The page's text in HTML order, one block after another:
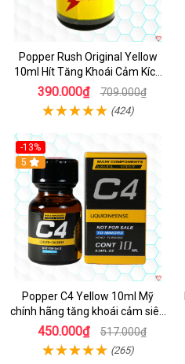
Popper Rush Original Yellow
10ml Hít Tăng Khoái Cảm Kích
Thích Mạnh
390.000₫ 709.000₫
(424)
-13%
Hot
5
Popper C4 Yellow 10ml Mỹ
chính hãng tăng khoái cảm siêu
mạnh
450.000₫ 517.000₫
(265)